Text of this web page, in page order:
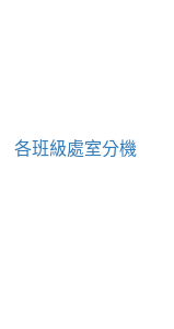
各班級處室分機